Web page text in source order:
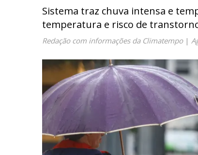
Sistema traz chuva intensa e
temperatura e risco de
Redação com informações da Climatempo|